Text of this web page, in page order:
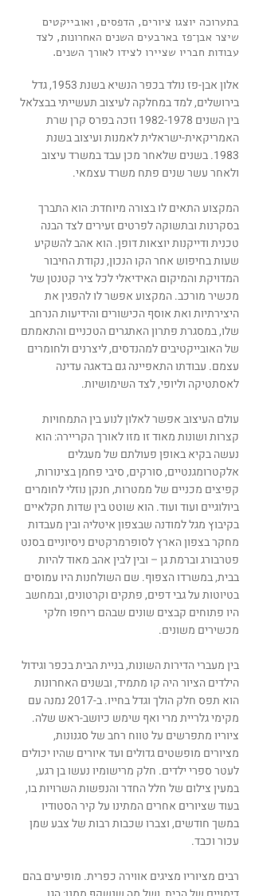
בתערוכה יוצגו ציורים, הדפסים, ואובייקטים
שיצר אבן־פז בארבעים השנים האחרונות, לצד
עבודות חבריו שציירו לצידו לאורך השנים.
אלון אבן-פז נולד בכפר הנשיא בשנת 1953, גדל
בירושלים, למד במחלקה לעיצוב תעשייתי בבצלאל
בין השנים 1982-1978 וזכה בפרס קרן שרת
האמריקאית-ישראלית לאמנות ועיצוב בשנת
1983. בשנים שלאחר מכן עבד במשרד עיצוב
ולאחר עשר שנים פתח משרד עצמאי.
המקצוע התאים לו בצורה מיוחדת: הוא התברך
בסקרנות ובתשוקה לפרטים זעירים לצד הבנה
טכנית ודייקנות יוצאות דופן. הוא אהב להשקיע
שעות בחיפוש אחר הקו הנכון, נקודת החיבור
המדויקת והמיקום האידיאלי לכל ציר קטנטן של
מכשיר מורכב. המקצוע אפשר לו להפגין את
היצירתיות ואת אוסף הכישורים והידיעות הנרחב
שלו, במסגרת פתרון האתגרים הטכניים והתאמתם
של האובייקטיבים למהנדסים, ליצרנים ולחומרים
עצמם. עבודתו התאפיינה גם בדאגה עדינה
לאסתטיקה וליופי, לצד השימושיות.
עולם העיצוב אפשר לאלון לנוע בין התמחויות
קצרות ושונות מאוד זו מזו לאורך הקריירה: הוא
נעשה בקיא באופן פעולתם של מעגלים
אלקטרומגנטיים, סורקים, סיבי פחמן בצינורות,
קפיצים מכניים של ממטרות, חנקן נוזלי לחומרים
ביולוגיים ועוד ועוד. הוא שוטט בין שדות חקלאיים
בקיבוץ מגל למודנה שבצפון איטליה ובין מעבדות
מחקר בצפון הארץ לסופרמרקטים ניסיוניים בסנט
פטרבורג וברמת גן – ובין לבין אהב מאוד להיות
בבית, במשרדו הצפוף. שם השולחנות היו עמוסים
בטיוטות על גבי דפים, פתקים וקרטונים, ובמחשב
היו פתוחים קבצים שונים שבהם ריחפו חלקי
מכשירים משונים.
בין מעברי הדירות השונות, בניית הבית בכפר וגידול
הילדים הציור היה קו מתמיד, ובשנים האחרונות
הוא תפס חלק הולך וגדל בחייו. ב-2017 נמנה עם
מקימי גלריית מרי ואף שימש כיושב-ראש שלה.
ציוריו מתפרשים על טווח רחב של סגנונות,
מציורים מופשטים גדולים ועד איורים שהיו יכולים
לעטר ספרי ילדים. חלק מרישומיו נעשו בן רגע,
במעין צילום של חלל החדר והנפשות השרויות בו,
בעוד שציורים אחרים המתינו על קיר הסטודיו
במשך חודשים, וצברו שכבות רבות של צבע שמן
עכור וכבד.
רבים מציוריו מציגים אווירה כפרית. מופיעים בהם